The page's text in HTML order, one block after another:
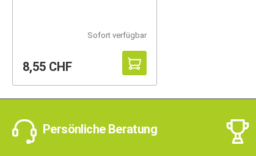
Sofort verfügbar
8,55 CHF
Persönliche Beratung